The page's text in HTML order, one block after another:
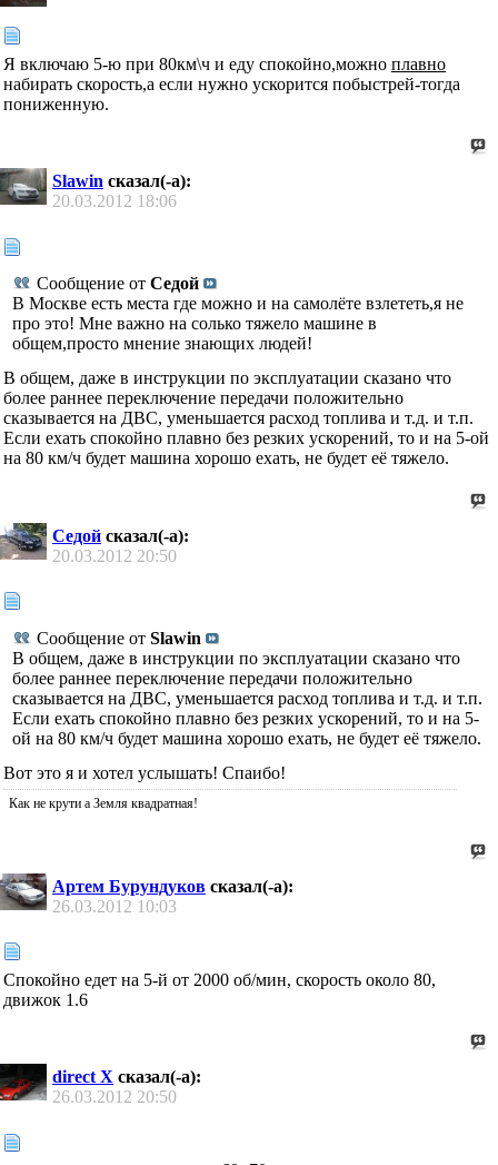
Я включаю 5-ю при 80км\ч и еду спокойно,можно плавно
набирать скорость,а если нужно ускорится побыстрей-тогда
пониженную.
Slawin сказал(-а):
20.03.2012 18:06
Сообщение от Седой
В Москве есть места где можно и на самолёте взлететь,я не
про это! Мне важно на солько тяжело машине в
общем,просто мнение знающих людей!
В общем, даже в инструкции по эксплуатации сказано что
более раннее переключение передачи положительно
сказывается на ДВС, уменьшается расход топлива и т.д. и т.п.
Если ехать спокойно плавно без резких ускорений, то и на 5-ой
на 80 км/ч будет машина хорошо ехать, не будет её тяжело.
Седой сказал(-а):
20.03.2012 20:50
Сообщение от Slawin
В общем, даже в инструкции по эксплуатации сказано что
более раннее переключение передачи положительно
сказывается на ДВС, уменьшается расход топлива и т.д. и т.п.
Если ехать спокойно плавно без резких ускорений, то и на 5-
ой на 80 км/ч будет машина хорошо ехать, не будет её тяжело.
Вот это я и хотел услышать! Спаибо!
Как не крути а Земля квадратная!
Артем Бурундуков сказал(-а):
26.03.2012 10:03
Спокойно едет на 5-й от 2000 об/мин, скорость около 80,
движок 1.6
direct X сказал(-а):
26.03.2012 20:50